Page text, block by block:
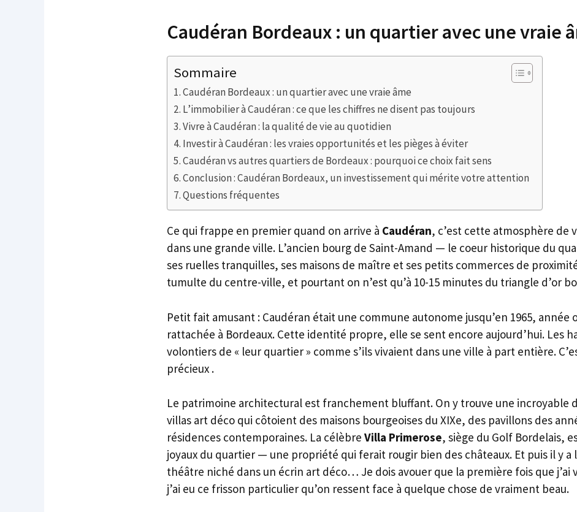
Caudéran Bordeaux : un quartier avec une vraie
Sommaire
Caudéran Bordeaux : un quartier avec une vraie âme
L’immobilier à Caudéran : ce que les chiffres ne disent pas toujours
Vivre à Caudéran : la qualité de vie au quotidien
Investir à Caudéran : les vraies opportunités et les pièges à éviter
Caudéran vs autres quartiers de Bordeaux : pourquoi ce choix fait sens
Conclusion : Caudéran Bordeaux, un investissement qui mérite votre attention
Questions fréquentes
Ce qui frappe en premier quand on arrive à Caudéran, c’est cette atmosphère de
dans une grande ville. L’ancien bourg de Saint-Amand — le coeur historique du
ses ruelles tranquilles, ses maisons de maître et ses petits commerces de
tumulte du centre-ville, et pourtant on n’est qu’à 10-15 minutes du triangle d’or
Petit fait amusant : Caudéran était une commune autonome jusqu’en 1965, année
rattachée à Bordeaux. Cette identité propre, elle se sent encore aujourd’hui. Les
volontiers de « leur quartier » comme s’ils vivaient dans une ville à part entière.
précieux .
Le patrimoine architectural est franchement bluffant. On y trouve une incroyable
villas art déco qui côtoient des maisons bourgeoises du XIXe, des pavillons des
résidences contemporaines. La célèbre Villa Primerose, siège du Golf Bordelais,
joyaux du quartier — une propriété qui ferait rougir bien des châteaux. Et puis il y a
théâtre niché dans un écrin art déco… Je dois avouer que la première fois que j’ai
j’ai eu ce frisson particulier qu’on ressent face à quelque chose de vraiment beau.